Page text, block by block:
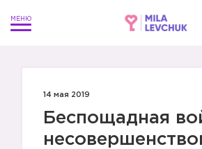
14 мая 2019
Беспощадная